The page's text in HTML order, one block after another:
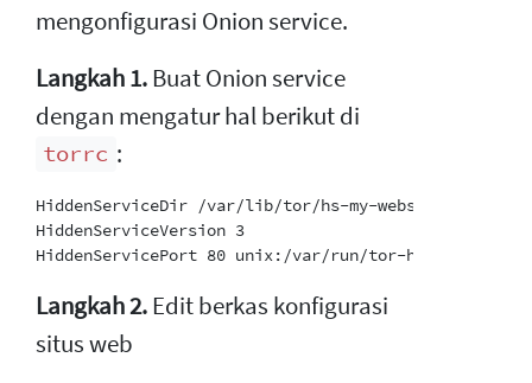
mengonfigurasi Onion service.
Langkah 1.Buat Onion service
dengan mengatur hal berikut di
torrc :
HiddenServiceDir /var/lib/tor/hs-my-website/
HiddenServiceVersion 3
Langkah 2.Edit berkas konfigurasi
situs web